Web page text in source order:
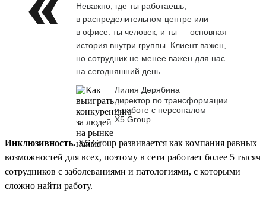
Неважно, где ты работаешь,
в распределительном центре или
в офисе: ты человек, и ты — основная
история внутри группы. Клиент важен,
но сотрудник не менее важен для нас
на сегодняшний день
Лилия Дерябина
директор по трансформации
и работе с персоналом
Х5 Group
Инклюзивность.X5 Group развивается как компания равных
возможностей для всех, поэтому в сети работает более 5 тысяч
сотрудников с заболеваниями и патологиями, с которыми
сложно найти работу.